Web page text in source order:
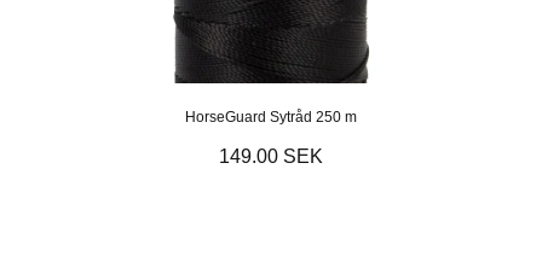
HorseGuard Sytråd 250 m
149.00 SEK